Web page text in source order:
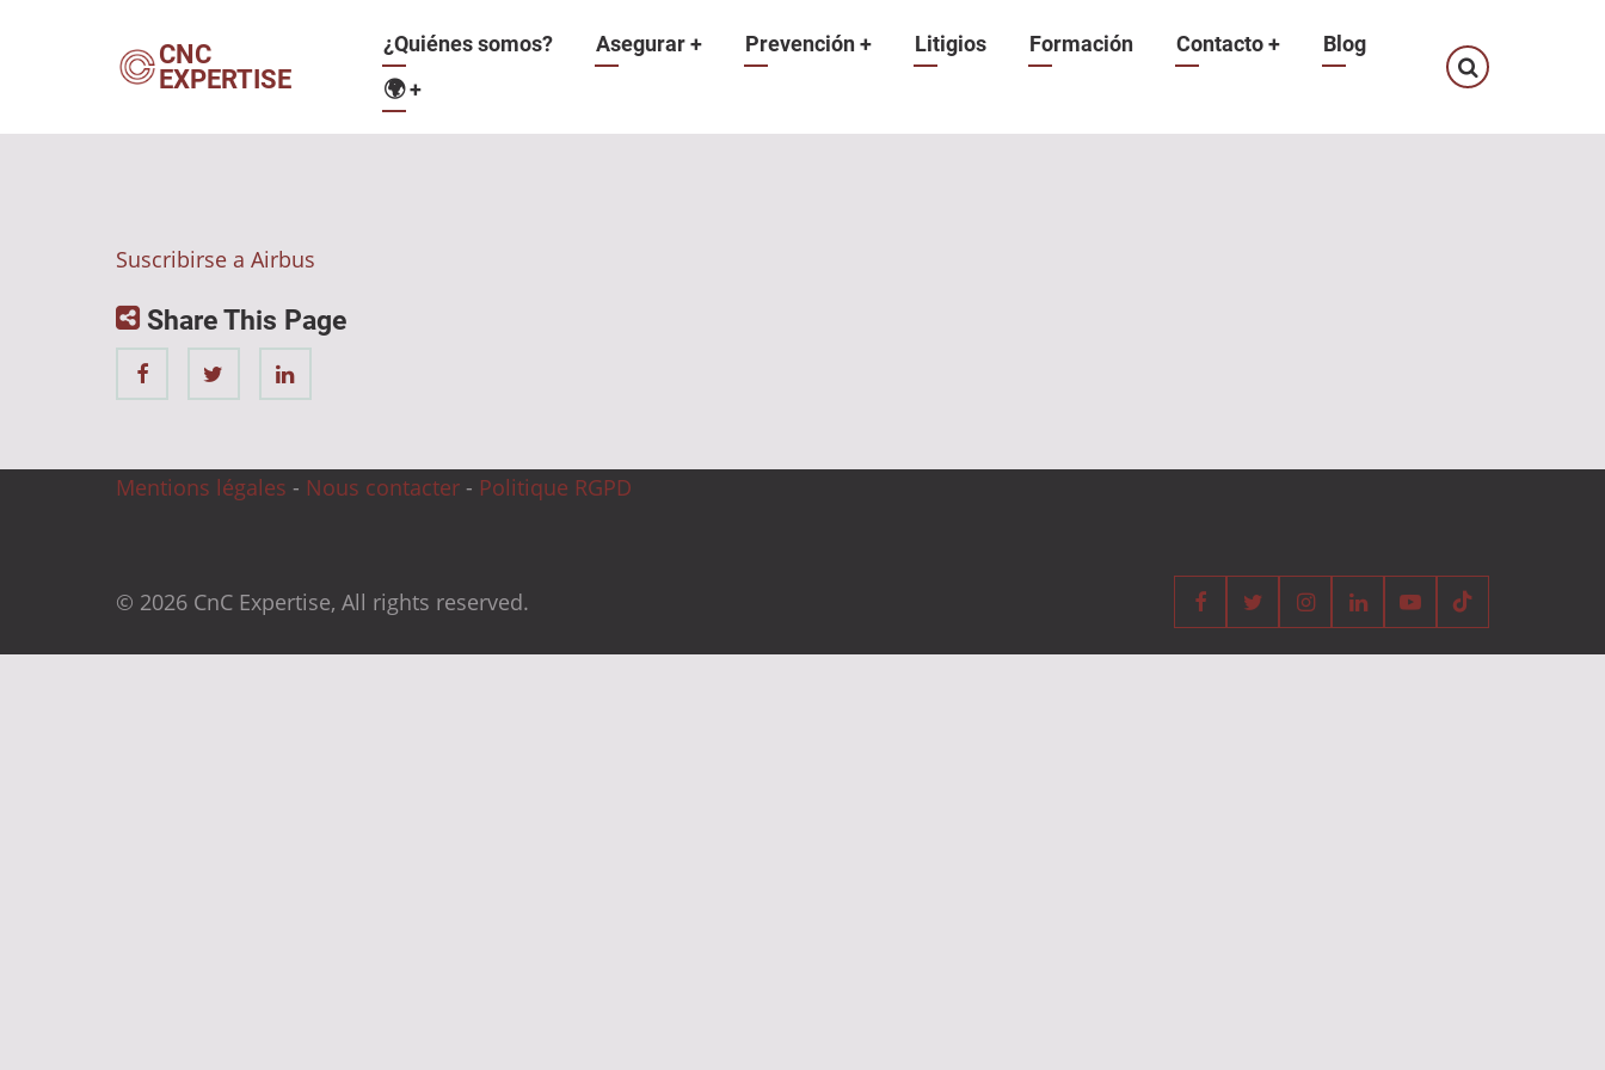
CNC
EXPERTISE
Navegación
principal
¿Quiénes somos? Asegurar+ Prevención+ Litigios Formación Contacto+
Blog
🌍+
Suscribirse a Airbus
Share This Page
Mentions légales - Nous contacter - Politique RGPD
© 2026 CnC Expertise, All rights reserved.